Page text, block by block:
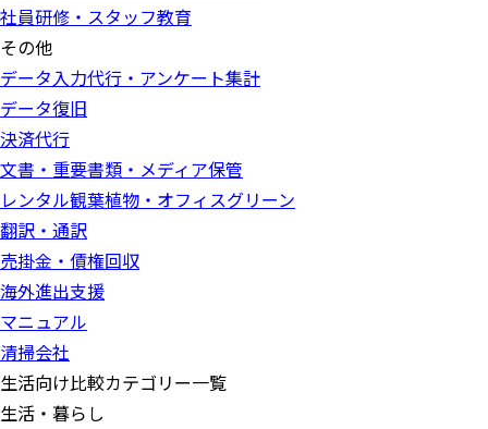
社員研修・スタッフ教育
その他
データ入力代行・アンケート集計
データ復旧
決済代行
文書・重要書類・メディア保管
レンタル観葉植物・オフィスグリーン
翻訳・通訳
売掛金・債権回収
海外進出支援
マニュアル
清掃会社
生活向け比較カテゴリー一覧
生活・暮らし